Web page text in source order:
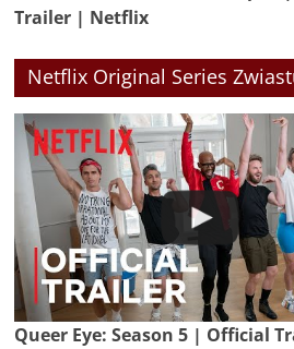
Trailer | Netflix
Netflix Original Series
Queer Eye: Season 5 | Official